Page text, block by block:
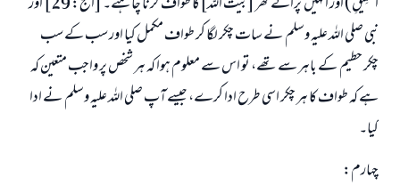
نبی صلی اللہ علیہ وسلم نے سات چکر لگا کر طواف مکمل کیا اور سب کے سب
چکر حطیم کے باہر سے تھے، تو اس سے معلوم ہوا کہ ہر شخص پر واجب متعین کہ
ہے کہ طواف کا ہر چکر اسی طرح ادا کرے، جیسے آپ صلی اللہ علیہ وسلم نے ادا
کیا۔
چہارم: